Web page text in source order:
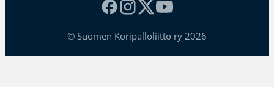
© Suomen Koripalloliitto ry 2026